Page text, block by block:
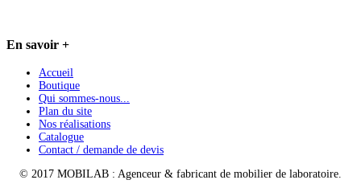
En savoir +
Accueil
Boutique
Qui sommes-nous...
Plan du site
Nos réalisations
Catalogue
Contact / demande de devis
© 2017 MOBILAB : Agenceur & fabricant de mobilier de laboratoire.